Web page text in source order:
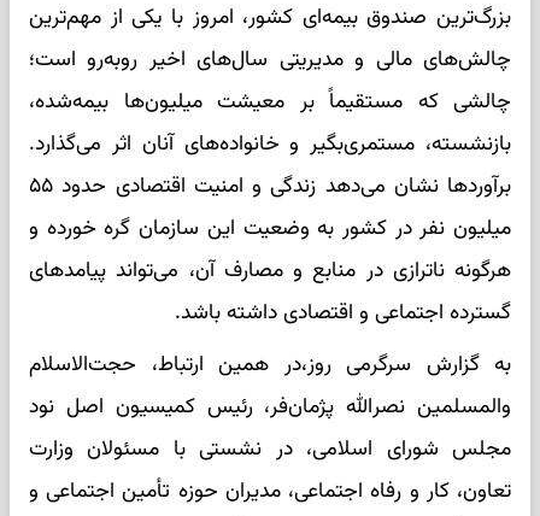
بزرگ‌ترین صندوق بیمه‌ای کشور، امروز با یکی از مهم‌ترین
چالش‌های مالی و مدیریتی سال‌های اخیر روبه‌رو است؛
چالشی که مستقیماً بر معیشت میلیون‌ها بیمه‌شده،
بازنشسته، مستمری‌بگیر و خانواده‌های آنان اثر می‌گذارد.
برآوردها نشان می‌دهد زندگی و امنیت اقتصادی حدود ۵۵
میلیون نفر در کشور به وضعیت این سازمان گره خورده و
هرگونه ناترازی در منابع و مصارف آن، می‌تواند پیامدهای
گسترده اجتماعی و اقتصادی داشته باشد.
به گزارش سرگرمی روز،در همین ارتباط، حجت‌الاسلام
والمسلمین نصرالله پژمان‌فر، رئیس کمیسیون اصل نود
مجلس شورای اسلامی، در نشستی با مسئولان وزارت
تعاون، کار و رفاه اجتماعی، مدیران حوزه تأمین اجتماعی و